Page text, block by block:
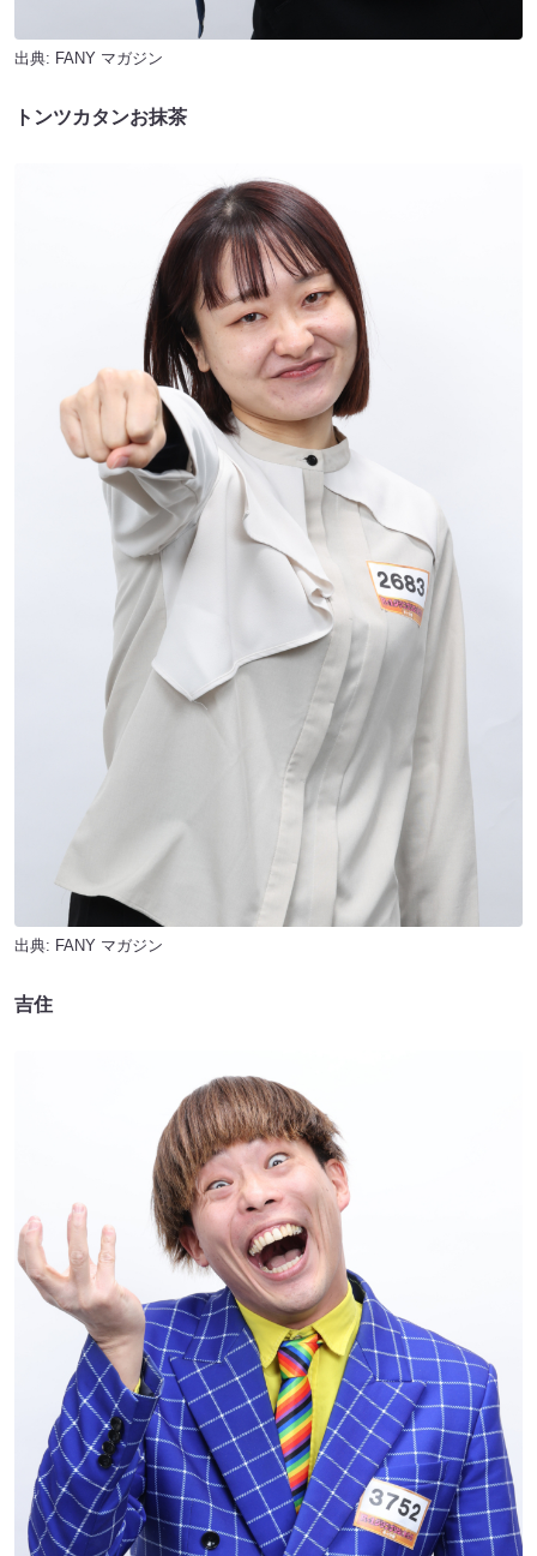
出典: FANY マガジン
トンツカタンお抹茶
出典: FANY マガジン
吉住